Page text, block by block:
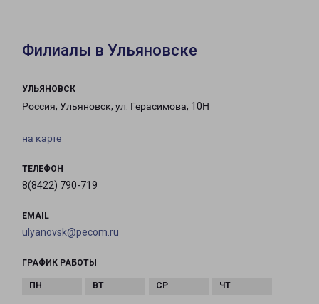
Филиалы в Ульяновске
УЛЬЯНОВСК
Россия, Ульяновск, ул. Герасимова, 10Н
на карте
ТЕЛЕФОН
8(8422) 790-719
EMAIL
ulyanovsk@pecom.ru
ГРАФИК РАБОТЫ